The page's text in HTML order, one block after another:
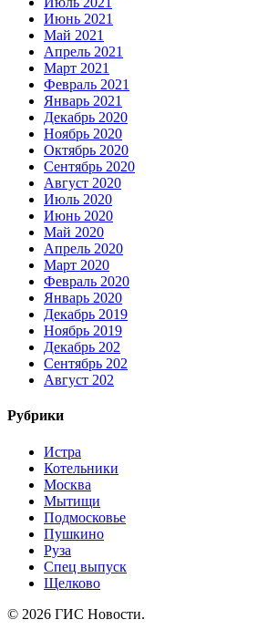
Июнь 2021
Май 2021
Апрель 2021
Март 2021
Февраль 2021
Январь 2021
Декабрь 2020
Ноябрь 2020
Октябрь 2020
Сентябрь 2020
Август 2020
Июль 2020
Июнь 2020
Май 2020
Апрель 2020
Март 2020
Февраль 2020
Январь 2020
Декабрь 2019
Ноябрь 2019
Декабрь 202
Сентябрь 202
Август 202
Рубрики
Истра
Котельники
Москва
Мытищи
Подмосковье
Пушкино
Руза
Спец выпуск
Щелково
© 2026 ГИС Новости.